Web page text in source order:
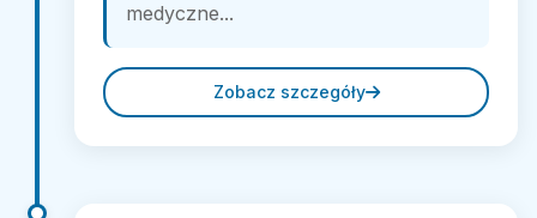
medyczne...
Zobacz szczegóły